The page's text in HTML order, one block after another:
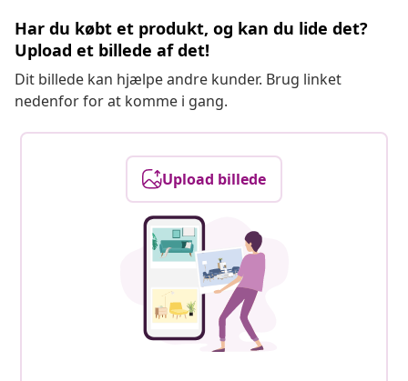
Har du købt et produkt, og kan du lide det?
Upload et billede af det!
Dit billede kan hjælpe andre kunder. Brug linket
nedenfor for at komme i gang.
Upload billede